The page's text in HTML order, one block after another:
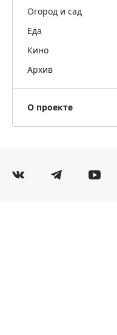
Огород и сад
Еда
Кино
Архив
О проекте